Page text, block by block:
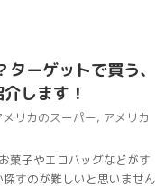
ーゲットで買う、
します！
メリカのスーパー, アメリカ
菓子やエコバッグなどがす
すのが難しいと思いません